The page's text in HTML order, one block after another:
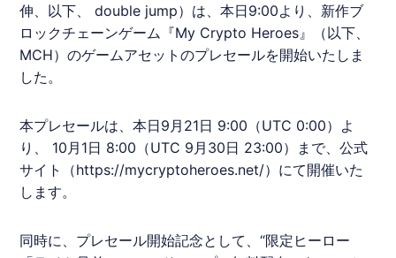
伸、以下、 double jump）は、本⽇9:00より、新作ブ
ロックチェーンゲーム『My Crypto Heroes』（以下、
MCH）のゲームアセットのプレセールを開始いたしま
した。
本プレセールは、本⽇9⽉21⽇ 9:00（UTC 0:00）よ
り、 10⽉1⽇ 8:00（UTC 9⽉30⽇ 23:00）まで、公式
サイト（https://mycryptoheroes.net/）にて開催いた
します。
同時に、 プレセール開始記念として、“限定ヒーロー